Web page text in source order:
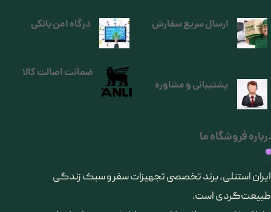
ارسال سریع سفارش
فروشگاه ما
​ایران استنلی، برند تخصصی تجهیزات سفر و سبک زندگی
طبیعت‌گردی است.
درگاه امن بانکی
پشتیبانی و مشاوره
ضمانت اصالت کالا